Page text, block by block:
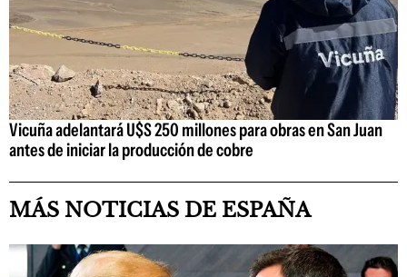
Vicuña adelantará U$S 250 millones para obras en San Juan
antes de iniciar la producción de cobre
MÁS NOTICIAS DE ESPAÑA